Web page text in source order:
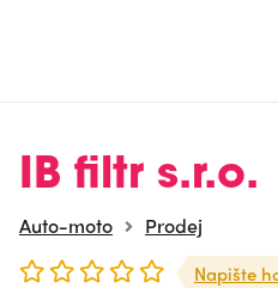
IB filtr s.r.o.
Auto-moto Prodej
Napište